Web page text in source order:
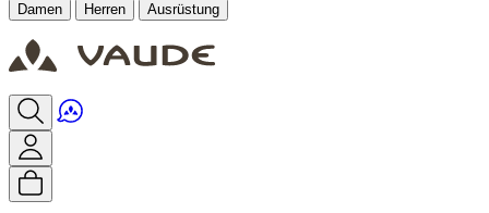
Damen Herren Ausrüstung